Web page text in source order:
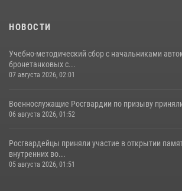
НОВОСТИ
Учебно-методический сбор с начальниками
бронетанковых с...
07 августа 2026, 02:01
Военнослужащие Росгвардии по призыву
06 августа 2026, 01:52
Росгвардейцы приняли участие в открытии
внутренних во...
05 августа 2026, 01:51